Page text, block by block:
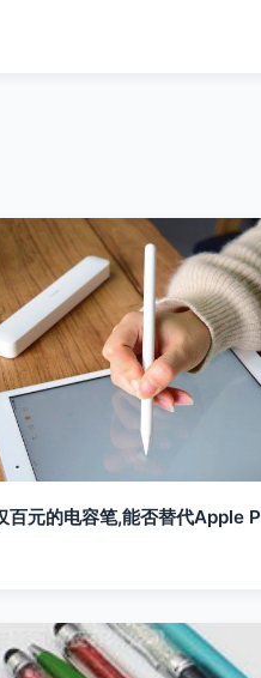
百元的电容笔,能否替代Apple